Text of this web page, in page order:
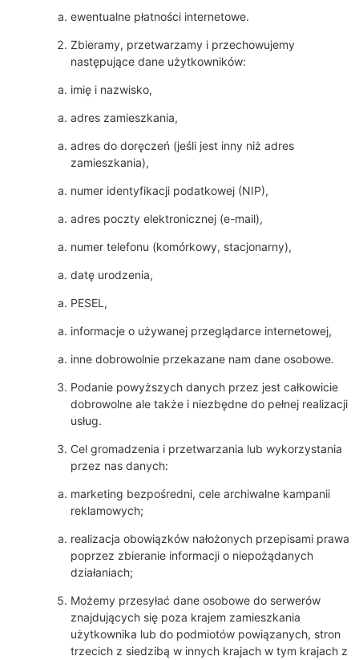
ewentualne płatności internetowe.
Zbieramy, przetwarzamy i przechowujemy
następujące dane użytkowników:
imię i nazwisko,
adres zamieszkania,
adres do doręczeń (jeśli jest inny niż adres
zamieszkania),
numer identyfikacji podatkowej (NIP),
adres poczty elektronicznej (e-mail),
numer telefonu (komórkowy, stacjonarny),
datę urodzenia,
PESEL,
informacje o używanej przeglądarce internetowej,
inne dobrowolnie przekazane nam dane osobowe.
Podanie powyższych danych przez jest całkowicie
dobrowolne ale także i niezbędne do pełnej realizacji
usług.
Cel gromadzenia i przetwarzania lub wykorzystania
przez nas danych:
marketing bezpośredni, cele archiwalne kampanii
reklamowych;
realizacja obowiązków nałożonych przepisami prawa
poprzez zbieranie informacji o niepożądanych
działaniach;
Możemy przesyłać dane osobowe do serwerów
znajdujących się poza krajem zamieszkania
użytkownika lub do podmiotów powiązanych, stron
trzecich z siedzibą w innych krajach w tym krajach z